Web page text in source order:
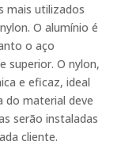
mais utilizados
O alumínio é
o aço
superior. O nylon,
e eficaz, ideal
do material deve
serão instaladas
cliente.